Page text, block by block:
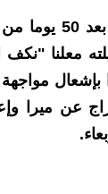
وأطلقت الجماعة
معلنا
بإشعال
عن ميرا